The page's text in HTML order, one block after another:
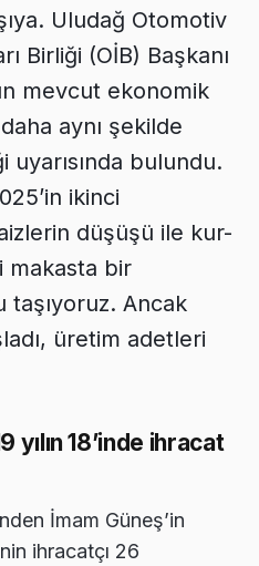
Uludağ Otomotiv
Birliği (OİB) Başkanı
mevcut ekonomik
aynı şekilde
bulundu.
ikinci
düşüşü ile kur-
makasta bir
taşıyoruz. Ancak
üretim adetleri
18’inde ihracat
İmam Güneş’in
ihracatçı 26